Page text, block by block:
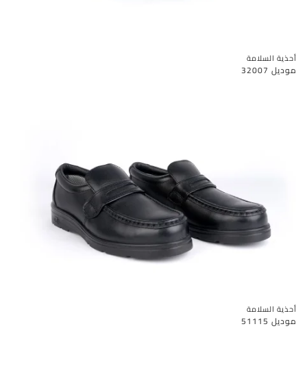
أحذية السلامة
موديل 32007
أحذية السلامة
موديل 51115